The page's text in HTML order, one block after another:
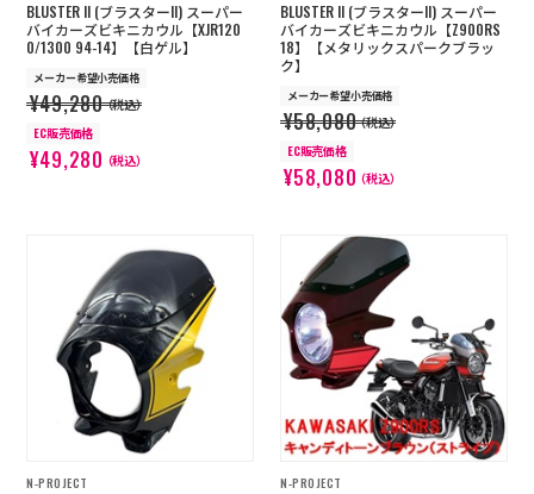
BLUSTER II (ブラスターII) スーパー
バイカーズビキニカウル【XJR120
0/1300 94-14】【白ゲル】
メーカー希望小売価格
¥49,280（税込）
EC販売価格
¥49,280（税込）
BLUSTER II (ブラスターII) スーパー
バイカーズビキニカウル【Z900RS
18】【メタリックスパークブラッ
ク】
メーカー希望小売価格
¥58,080（税込）
EC販売価格
¥58,080（税込）
N-PROJECT N-PROJECT